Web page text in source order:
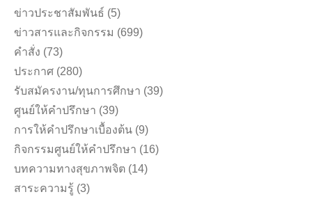
ข่าวประชาสัมพันธ์ (5)
ข่าวสารและกิจกรรม (699)
คำสั่ง (73)
ประกาศ (280)
รับสมัครงาน/ทุนการศึกษา (39)
ศูนย์ให้คำปรึกษา (39)
การให้คำปรึกษาเบื้องต้น (9)
กิจกรรมศูนย์ให้คำปรึกษา (16)
บทความทางสุขภาพจิต (14)
สาระความรู้ (3)